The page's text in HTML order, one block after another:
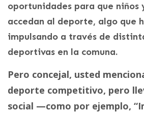
oportunidades para que niños
accedan al deporte, algo que
impulsando a través de
deportivas en la comuna.
Pero concejal, usted
deporte competitivo, pero
social —como por ejemplo,